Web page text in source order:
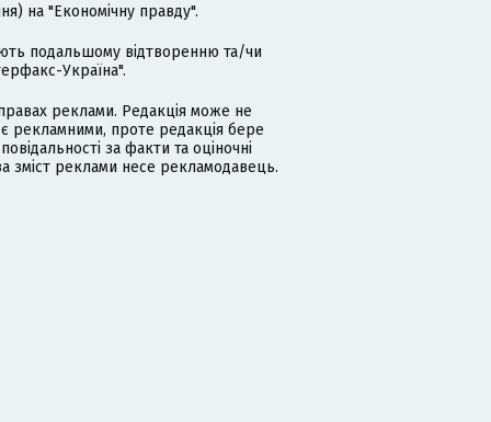
на "Економічну правду".
подальшому відтворенню та/чи
Україна".
реклами. Редакція може не
рекламними, проте редакція бере
за факти та оціночні
зміст реклами несе рекламодавець.